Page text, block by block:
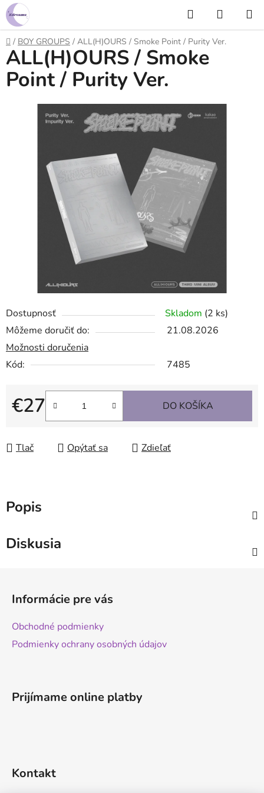
Prejsť
na
obsah
Hľadať
KOŠÍK
Domov
/ BOY GROUPS / ALL(H)OURS / Smoke Point / Purity Ver.
Dostupnosť Skladom (2 ks)
Môžeme doručiť do:
21.08.2026
Možnosti doručenia
Kód:
7485
€27
Jednotková cena:
DO KOŠÍKA
Tlač Opýtať sa Zdieľať
ALL(H)OURS / Smoke
Point / Purity Ver.
Popis
Diskusia
Informácie pre vás
Obchodné podmienky
Podmienky ochrany osobných údajov
Prijímame online platby
Kontakt